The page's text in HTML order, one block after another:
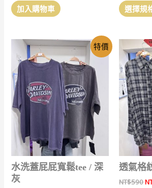
項
價
格：
加入購物車 選擇規
特價
水洗蓋屁屁寬鬆tee / 深
灰
透氣格
NT$590原